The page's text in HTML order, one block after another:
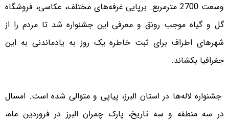
وسعت 2700 مترمربع. برپایی غرفه‌های مختلف، عکاسی، فروشگاه
گل و گیاه موجب رونق و معرفی این جشنواره شد تا مردم را از
شهرهای اطراف برای ثبت خاطره یک روز به یادماندنی به این
جغرافیا بکشاند.
جشنواره لاله‌ها در استان البرز، پیاپی و متوالی شده است. امسال
در سه منطقه و سه تاریخ، پارک چمران البرز در فروردین ماه،